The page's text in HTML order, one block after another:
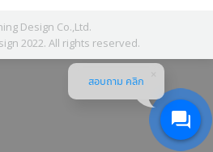
Design Co.,Ltd.
2022. All rights reserved.
สอบถาม คลิก